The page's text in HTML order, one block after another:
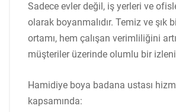
Sadece evler değil, iş yerleri ve
olarak boyanmalıdır. Temiz ve şık
ortamı, hem çalışan verimliliğini
müşteriler üzerinde olumlu bir
Hamidiye boya badana ustası
kapsamında: